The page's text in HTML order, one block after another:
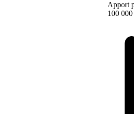
Apport
100 000 €